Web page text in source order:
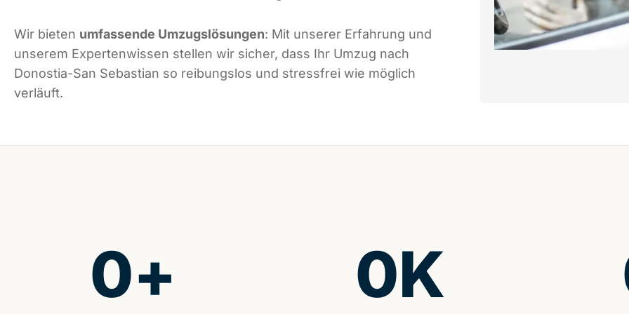
Wir bieten umfassende Umzugslösungen: Mit unserer Erfahrung und
unserem Expertenwissen stellen wir sicher, dass Ihr Umzug nach
Donostia-San Sebastian so reibungslos und stressfrei wie möglich
verläuft.
0+ 0K